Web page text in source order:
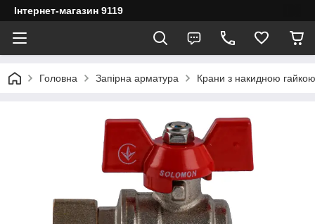
Інтернет-магазин 9119
Головна Запірна арматура Крани з накидною гайкою